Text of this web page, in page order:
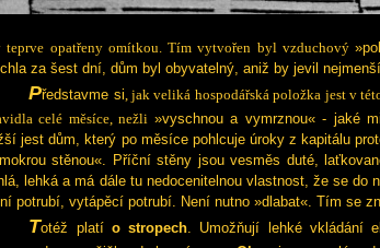
teprve opatřeny omítkou. Tím vytvořen byl vzduchový
za šest dní, dům byl obyvatelný, aniž by jevil
Představme si, jak veliká hospodářská položka jest v
celé měsíce, nežli »vyschnou a vymrznou« - jaké
jest dům, který po měsíce pohlcuje úroky z kapitálu
stěnou«. Příční stěny jsou vesměs duté,
lehká a má dále tu nedocenitelnou vlastnost, že se do
potrubí, vytápěcí potrubí. Není nutno »dlabat«. Tím se
Totéž platí o stropech. Umožňují lehké vkládání